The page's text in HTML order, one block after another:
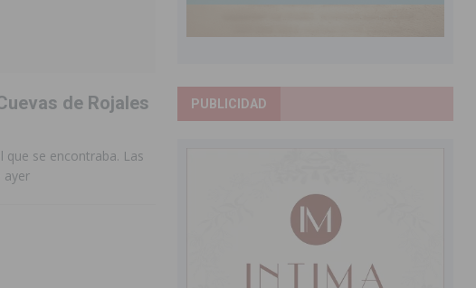
del
de Rojales
se encontraba. Las
ayer
PUBLICIDAD